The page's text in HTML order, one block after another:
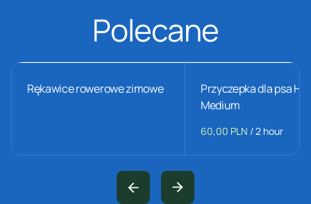
Polecane
Rękawice rowerowe zimowe
Przyczepka dla psa
Medium
/